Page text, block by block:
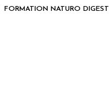
FORMATION NATURO DIGEST